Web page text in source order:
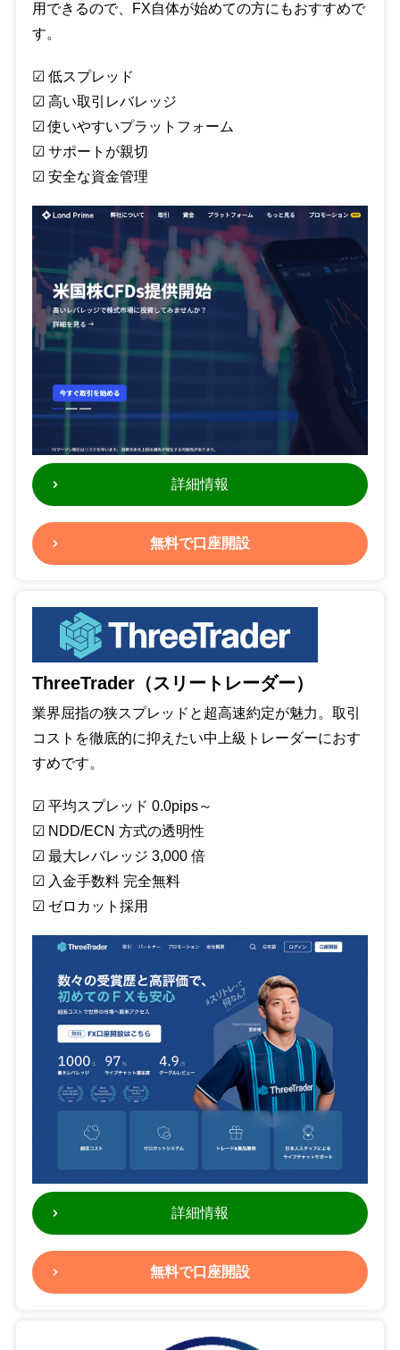
用できるので、FX自体が始めての方にもおすすめで
す。
☑︎ 低スプレッド
☑︎ 高い取引レバレッジ
☑︎ 使いやすいプラットフォーム
☑︎ サポートが親切
☑︎ 安全な資金管理
詳細情報
無料で口座開設
ThreeTrader（スリートレーダー）
業界屈指の狭スプレッドと超高速約定が魅力。取引
コストを徹底的に抑えたい中上級トレーダーにおす
すめです。
☑︎ 平均スプレッド 0.0pips～
☑︎ NDD/ECN 方式の透明性
☑︎ 最大レバレッジ 3,000 倍
☑︎ 入金手数料 完全無料
☑︎ ゼロカット採用
詳細情報
無料で口座開設